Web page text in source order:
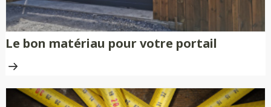
Le bon matériau pour votre portail